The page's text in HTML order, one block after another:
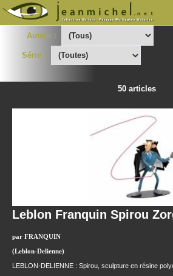
Auteur :
Série :
50 articles
Leblon Franquin Spirou
par FRANQUIN
(Leblon-Delienne)
LEBLON-DELIENNE : Spirou, sculpture en résine